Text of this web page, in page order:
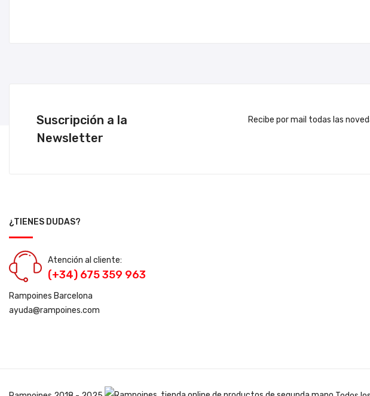
Suscripción a la
Newsletter
Recibe por mail todas las
¿TIENES DUDAS?
Atención al cliente:
(+34) 675 359 963
Rampoines Barcelona
ayuda@rampoines.com